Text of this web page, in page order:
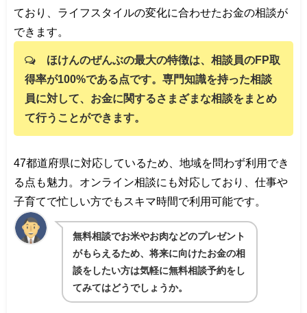
ており、ライフスタイルの変化に合わせたお金の相談が
できます。
ほけんのぜんぶの最大の特徴は、相談員のFP取
得率が100%である点です。専門知識を持った相談
員に対して、お金に関するさまざまな相談をまとめ
て行うことができます。
47都道府県に対応しているため、地域を問わず利用でき
る点も魅力。オンライン相談にも対応しており、仕事や
子育てで忙しい方でもスキマ時間で利用可能です。
無料相談でお米やお肉などのプレゼント
がもらえるため、将来に向けたお金の相
談をしたい方は気軽に無料相談予約をし
てみてはどうでしょうか。